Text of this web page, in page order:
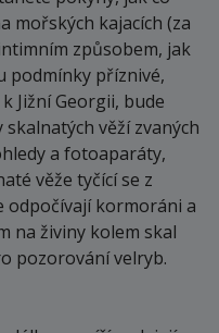
mořských kajacích (za
způsobem, jak
podmínky příznivé,
Jižní Georgii, bude
věží zvaných
a fotoaparáty,
věže tyčící se z
odpočívají kormoráni a
na živiny kolem skal
pozorování velryb.